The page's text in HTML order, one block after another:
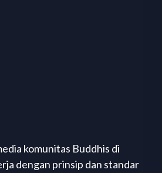
komunitas Buddhis di
dengan prinsip dan standar